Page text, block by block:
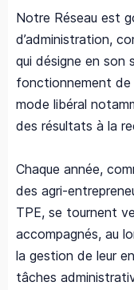
Notre Réseau est
d’administration,
qui désigne en son
fonctionnement
mode libéral
des résultats à la
Chaque année,
des agri-
TPE, se tournent
accompagnés, au
la gestion de leur
tâches